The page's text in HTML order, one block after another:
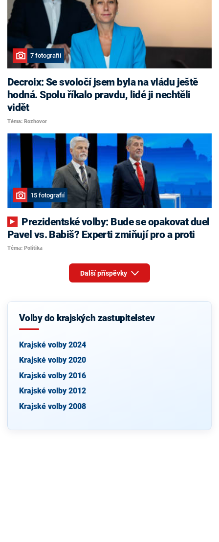
7 fotografií
Decroix: Se svoločí jsem byla na vládu ještě
hodná. Spolu říkalo pravdu, lidé ji nechtěli
vidět
Téma: Rozhovor
15 fotografií
Pavel vs. Babiš? Experti zmiňují pro a proti
Téma: Politika
Další příspěvky
Volby do krajských zastupitelstev
Krajské volby 2024
Krajské volby 2020
Krajské volby 2016
Krajské volby 2012
Krajské volby 2008